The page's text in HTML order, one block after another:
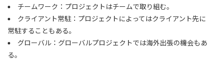
チームワーク：プロジェクトはチームで取り組む。
クライアント常駐：プロジェクトによってはクライアント先に
常駐することもある。
グローバル：グローバルプロジェクトでは海外出張の機会もあ
る。